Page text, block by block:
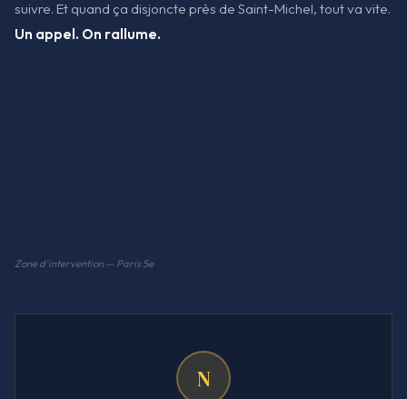
suivre. Et quand ça disjoncte près de Saint-Michel, tout va vite.
Un appel. On rallume.
Zone d'intervention — Paris 5e
N